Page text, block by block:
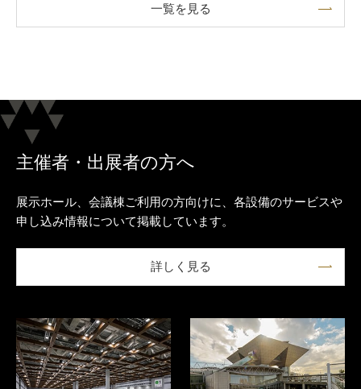
一覧を見る
主催者・出展者の方へ
展示ホール、会議棟ご利用の方向けに、各設備のサービスや
申し込み情報について掲載しています。
詳しく見る